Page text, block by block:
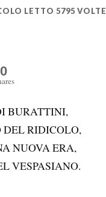
LETTO 5795 VOLTE
0
BURATTINI,
DEL RIDICOLO,
NUOVA ERA,
VESPASIANO.